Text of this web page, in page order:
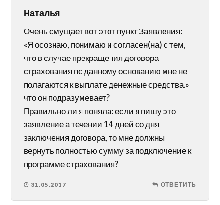
Наталья
Очень смущает вот этот пункт Заявления:
«Я осознаю, понимаю и согласен(на) с тем,
что в случае прекращения договора
страхования по данному основанию мне не
полагаются к выплате денежные средства.»
что он подразумевает?
Правильно ли я поняла: если я пишу это
заявление а течении 14 дней со дня
заключения договора, то мне должны
вернуть полностью сумму за подключение к
программе страхования?
31.05.2017 ОТВЕТИТЬ